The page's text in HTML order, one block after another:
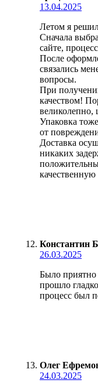
13.04.2025
Летом я
Сначала
сайте,
После
связались
вопросы.
При
качеством!
великолепно,
Упаковка
от
Доставка
никаких
качественную
Константин
26.03.2025
Было приятно
прошло
процесс был
Олег
24.03.2025